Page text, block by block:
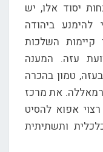
יסוד אלו, יש
ביהודה
קיימות השלכות
עזה. המענה
טמון בהכרה
את מרכז
אפוא להסיט
ותשתיתית